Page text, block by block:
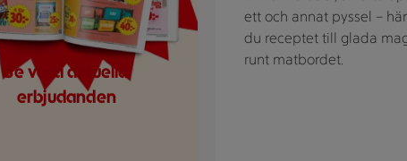
Se våra aktuella
erbjudanden
ett och annat pyssel –
du receptet till glada
runt matbordet.